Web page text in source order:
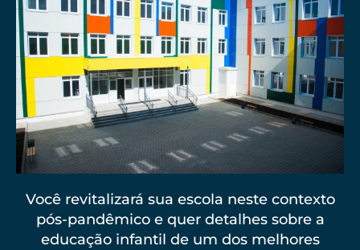
Você revitalizará sua escola neste contexto
pós-pandêmico e quer detalhes sobre a
educação infantil de um dos melhores